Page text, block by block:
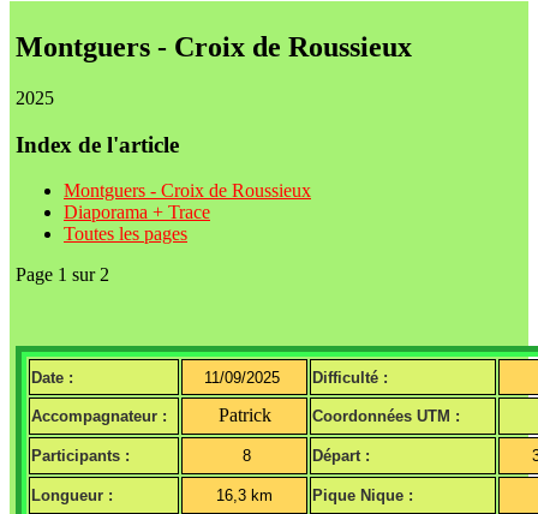
Montguers - Croix de Roussieux
2025
Index de l'article
Montguers - Croix de Roussieux
Diaporama + Trace
Toutes les pages
Page 1 sur 2
Date : 11/09/2025 Difficulté :
Accompagnateur : Patrick Coordonnées UTM :
Participants : 8 Départ :
Longueur : 16,3 km Pique Nique :